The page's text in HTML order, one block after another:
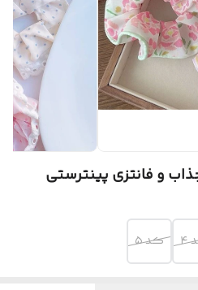
و فانتزی پینترستی
۴ کد ۵